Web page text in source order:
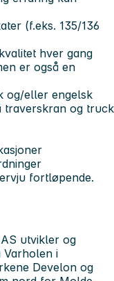
(f.eks. 135/136
hver gang
er også en
og/eller engelsk
traverskran og truck
fortløpende.
utvikler og
Varholen i
Develon og